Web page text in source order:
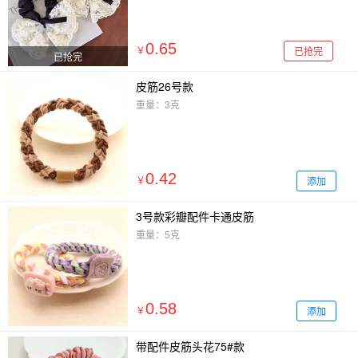
已抢完 ￥0.65 已抢完
皮筋26号款
重量：3克
￥0.42 添加
3号款彩瓣配件卡通皮筋
重量：5克
￥0.58 添加
带配件皮筋头花75#款